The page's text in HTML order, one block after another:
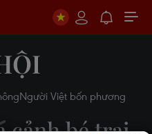
Người Việt bốn phương